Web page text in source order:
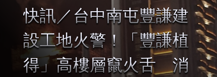
快訊／台中南屯豐謙建
設工地火警！「豐謙植
得」高樓層竄火舌 消